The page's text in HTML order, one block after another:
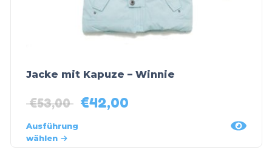
Jacke mit Kapuze – Winnie
€53,00 €42,00
Ausführung
wählen